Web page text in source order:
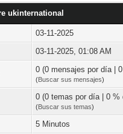
ukinternational
03-11-2025
03-11-2025, 01:08 AM
0 (0 mensajes por día |
(Buscar sus mensajes)
0 (0 temas por día | 0 %
(Buscar sus temas)
5 Minutos